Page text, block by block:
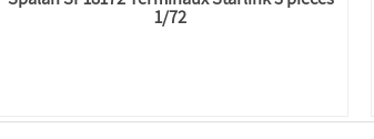
1/72